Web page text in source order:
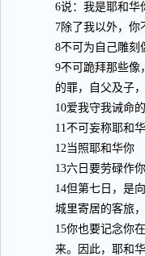
6说：我是耶和
7除了我以外，你
8不可为自己雕刻
9不可跪拜那些
的罪，自父及子
10爱我守我诫命
11不可妄称耶和
12当照耶和华你
13六日要劳碌作
14但第七日，是
城里寄居的客旅
15你也要记念你
来。因此，耶和